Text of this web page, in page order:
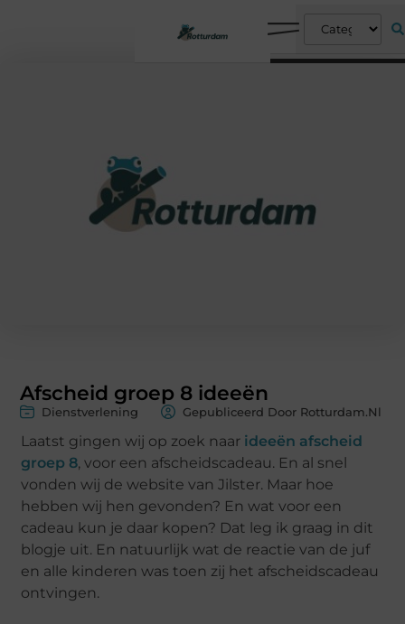
Afscheid groep 8 ideeën
Dienstverlening Gepubliceerd Door Rotturdam.nl
Laatst gingen wij op zoek naar ideeën afscheid
groep 8, voor een afscheidscadeau. En al snel
vonden wij de website van Jilster. Maar hoe
hebben wij hen gevonden? En wat voor een
cadeau kun je daar kopen? Dat leg ik graag in dit
blogje uit. En natuurlijk wat de reactie van de juf
en alle kinderen was toen zij het afscheidscadeau
ontvingen.